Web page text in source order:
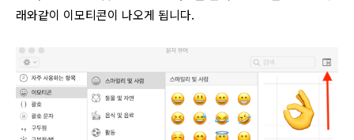
래와같이 이모티콘이 나오게 됩니다.